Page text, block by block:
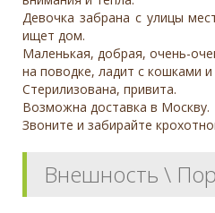
Девочка забрана с улицы
ищет дом.
Маленькая, добрая, очень-
на поводке, ладит с кошками
Стерилизована, привита.
Возможна доставка в Москву.
Звоните и забирайте
Внешность \